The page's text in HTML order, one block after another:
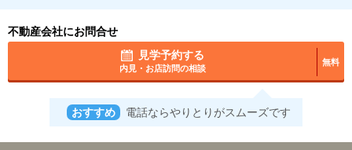
不動産会社にお問合せ
見学予約する
内見・お店訪問の相談
無料
おすすめ 電話ならやりとりがスムーズです